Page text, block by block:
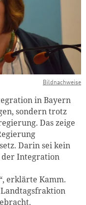
Bildnachweise
in Bayern
sondern trotz
Das zeige
Darin sei kein
der Integration
erklärte Kamm.